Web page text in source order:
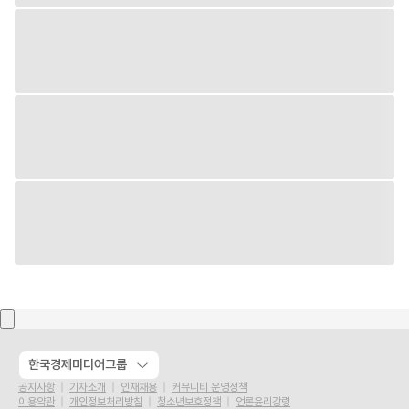
한국경제미디어그룹
공지사항 기자소개 인재채용
커뮤니티 운영정책
이용약관
개인정보처리방침 청소년보호정책 언론윤리강령